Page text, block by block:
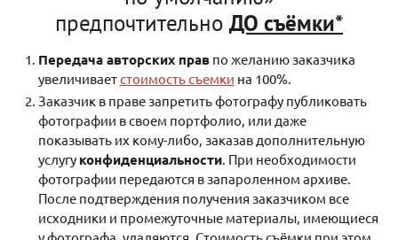
предпочтительно ДО съёмки*
Передача авторских правпо желанию заказчика
увеличиваетстоимость съемки на 100%.
Заказчик в праве запретить фотографу публиковать
фотографии в своем портфолио, или даже
показывать их кому-либо, заказав дополнительную
услугу конфиденциальности. При необходимости
фотографии передаются в запароленном архиве.
После подтверждения получения заказчиком все
исходники и промежуточные материалы, имеющиеся